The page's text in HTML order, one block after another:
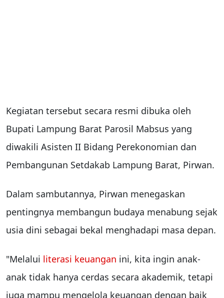
Kegiatan tersebut secara resmi dibuka oleh
Bupati Lampung Barat Parosil Mabsus yang
diwakili Asisten II Bidang Perekonomian dan
Pembangunan Setdakab Lampung Barat, Pirwan.
Dalam sambutannya, Pirwan menegaskan
pentingnya membangun budaya menabung sejak
usia dini sebagai bekal menghadapi masa depan.
"Melalui literasi keuangan ini, kita ingin anak-
anak tidak hanya cerdas secara akademik, tetapi
juga mampu mengelola keuangan dengan baik